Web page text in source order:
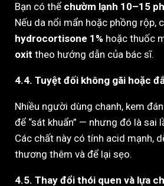
Bạn có thể chườm lạnh 10–15
Nếu da nổi mẩn hoặc phồng rộp,
hydrocortisone 1% hoặc thuốc
oxit theo hướng dẫn của bác sĩ.
4.4. Tuyệt đối không gãi hoặc
Nhiều người dùng chanh, kem
để “sát khuẩn” — nhưng đó là sai
Các chất này có tính acid mạnh,
thương thêm và để lại sẹo.
4.5. Thay đổi thói quen và lựa